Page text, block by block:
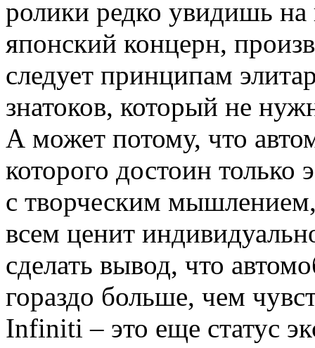
ролики редко увидишь на
японский концерн,
следует принципам
знатоков, который не
А может потому, что
которого достоин только
с творческим
всем ценит
сделать вывод, что
гораздо больше, чем
Infiniti – это еще статус